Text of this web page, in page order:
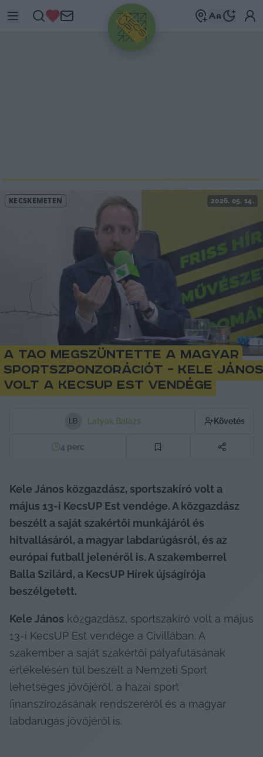
HIRDETÉS
KECSKEMÉTEN 2026. 05. 14.
A tao megszüntette a magyar
sportszponzorációt – Kele János
volt a KecsUP Est vendége
LB Latyák Balázs Követés
4 perc
Kele János közgazdász, sportszakíró volt a
május 13-i KecsUP Est vendége. A közgazdász
beszélt a saját szakértői munkájáról és
hitvallásáról, a magyar labdarúgásról, és az
európai futball jelenéről is. A szakemberrel
Balla Szilárd, a KecsUP Hírek újságírója
beszélgetett.
Kele János közgazdász, sportszakíró volt a május
13-i KecsUP Est vendége a Civillában. A
szakember a saját szakértői pályafutásának
értékelésén túl beszélt a Nemzeti Sport
lehetséges jövőjéről, a hazai sport
finanszírozásának rendszeréről és a magyar
labdarúgás jövőjéről is.